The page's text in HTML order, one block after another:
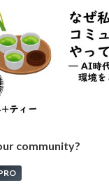
community?